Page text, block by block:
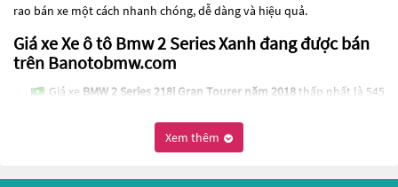
rao bán xe một cách nhanh chóng, dễ dàng và hiệu quả.
Giá xe Xe ô tô Bmw 2 Series Xanh đang được bán
trên Banotobmw.com
Giá xe BMW 2 Series 218i Gran Tourer năm 2018thấp nhất là 545
Xe ô tô Bmw 2 Series Xanhđang trở thành một lựa chọn phổ
ứng nhu cầu đó, các dòngXe ô tô Bmw 2 Series Xanhđang trở thành
Xem thêm